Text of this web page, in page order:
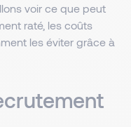
voir ce que peut
raté, les coûts
les éviter grâce à